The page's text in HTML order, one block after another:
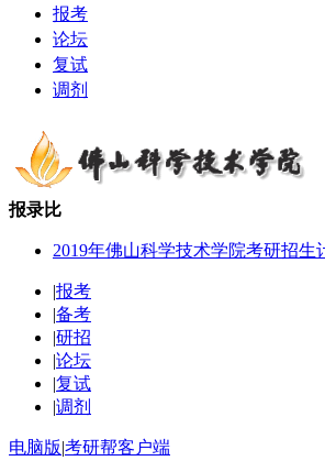
报考
论坛
复试
调剂
报录比
2019年佛山科学技术学院考研招生
|报考
|备考
|研招
|论坛
|复试
|调剂
电脑版|考研帮客户端